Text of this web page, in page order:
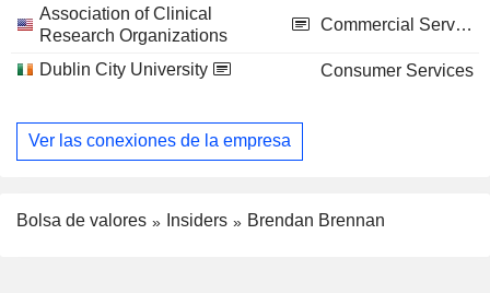
Association of Clinical
Research Organizations
Commercial Services
Dublin City University Consumer Services
Ver las conexiones de la empresa
Bolsa de valores Insiders Brendan Brennan